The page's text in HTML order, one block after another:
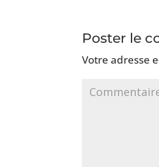
Poster le
Votre adresse